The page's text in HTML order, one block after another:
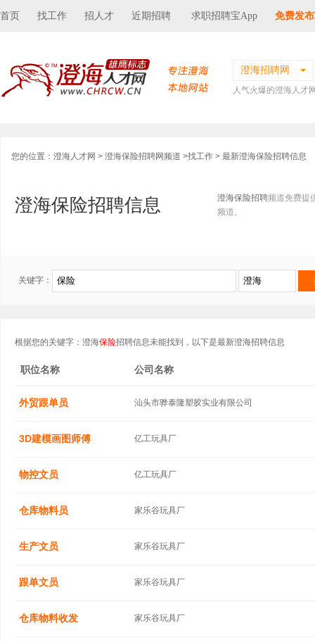
首页 找工作 招人才 近期招聘 求职招聘宝App 免费发
澄海招聘网
人气火爆的澄海人才
您的位置： 澄海人才网 > 澄海保险招聘网频道 >找工作 > 最新澄海保险招聘信息
澄海保险招聘信息 澄海保险招聘频道免费提
频道。
关键字：
根据您的关键字：澄海保险招聘信息未能找到，以下是最新澄海招聘信息
职位名称 公司名称
外贸跟单员 汕头市骅泰隆塑胶实业有限公司
3D建模画图师傅 亿工玩具厂
物控文员 亿工玩具厂
仓库物料员 家乐谷玩具厂
生产文员 家乐谷玩具厂
跟单文员 家乐谷玩具厂
仓库物料收发 家乐谷玩具厂